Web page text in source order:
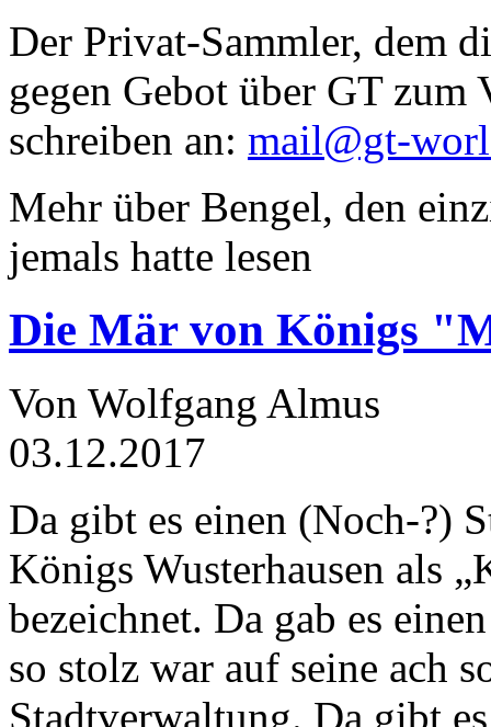
Der Privat-Sammler, dem
gegen Gebot über GT zum
schreiben an: mail@gt-
Mehr über Bengel, den
jemals hatte lesen
Die Mär von Königs
Von Wolfgang Almus
03.12.2017
Da gibt es einen (Noch-?)
Königs Wusterhausen als
bezeichnet. Da gab es
so stolz war auf seine ach
Stadtverwaltung. Da gibt